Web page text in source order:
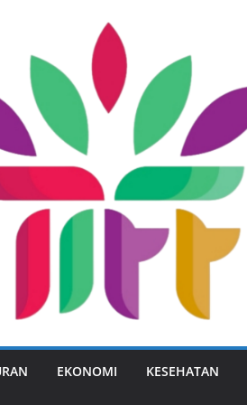
EKONOMI KESEHATAN